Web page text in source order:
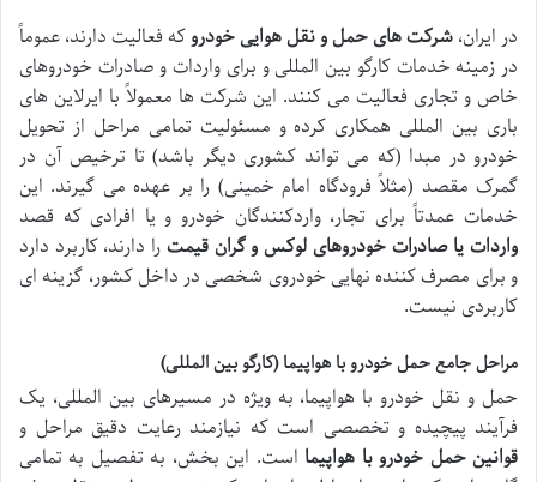
در ایران،شرکت های حمل و نقل هوایی خودروکه فعالیت دارند، عموماً
در زمینه خدمات کارگو بین المللی و برای واردات و صادرات خودروهای
خاص و تجاری فعالیت می کنند. این شرکت ها معمولاً با ایرلاین های
باری بین المللی همکاری کرده و مسئولیت تمامی مراحل از تحویل
خودرو در مبدا (که می تواند کشوری دیگر باشد) تا ترخیص آن در
گمرک مقصد (مثلاً فرودگاه امام خمینی) را بر عهده می گیرند. این
خدمات عمدتاً برای تجار، واردکنندگان خودرو و یا افرادی که قصد
واردات یا صادرات خودروهای لوکس و گران قیمترا دارند، کاربرد دارد
و برای مصرف کننده نهایی خودروی شخصی در داخل کشور، گزینه ای
کاربردی نیست.
مراحل جامع حمل خودرو با هواپیما (کارگو بین المللی)
حمل و نقل خودرو با هواپیما، به ویژه در مسیرهای بین المللی، یک
فرآیند پیچیده و تخصصی است که نیازمند رعایت دقیق مراحل و
قوانین حمل خودرو با هواپیما است. این بخش، به تفصیل به تمامی